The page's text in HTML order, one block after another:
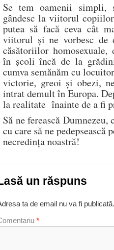
Se tem oamenii
gândesc la viitorul
putea să facă ceva cât
viitorul și ne vorbesc de
căsătoriilor homosexuale,
în școli încă de la
cumva semănăm cu
victorie, greoi și obezi,
intrat demult în Europa.
la realitate înainte de a fi
Să ne ferească
cu care să ne pedepsească
necredința noastră!
un răspuns
ta de email nu va fi publicată.
*